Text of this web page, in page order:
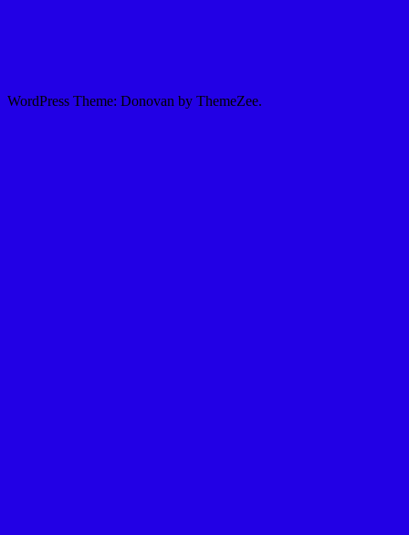
WordPress Theme: Donovan by ThemeZee.